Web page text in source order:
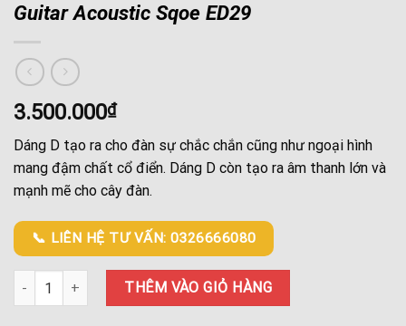
Guitar Acoustic Sqoe ED29
3.500.000₫
Dáng D tạo ra cho đàn sự chắc chắn cũng như ngoại hình
mang đậm chất cổ điển. Dáng D còn tạo ra âm thanh lớn và
mạnh mẽ cho cây đàn.
📞 LIÊN HỆ TƯ VẤN: 0326666080
Guitar Acoustic Sqoe ED29 số lượng
THÊM VÀO GIỎ HÀNG